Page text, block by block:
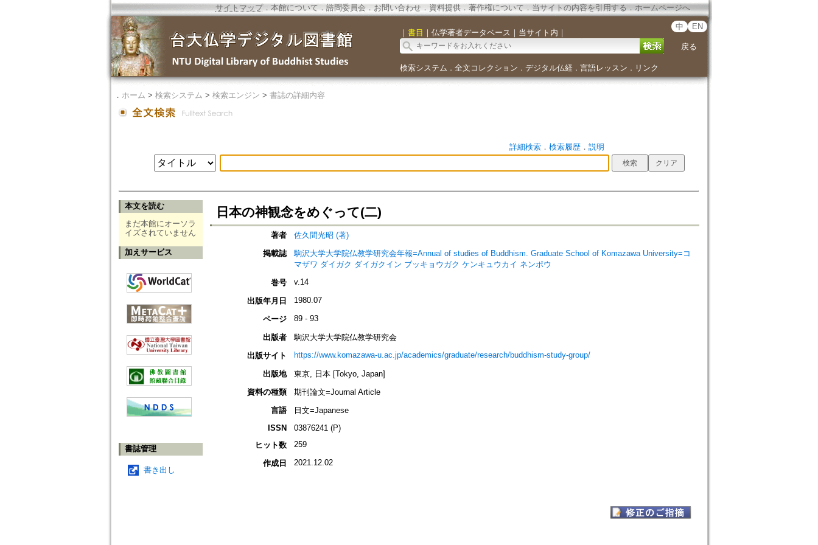
サイトマップ．本館について ． 諮問委員会． お問い合わせ． 資料提供． 著作権について．当サイトの内容を引用する ． ホームページへ
｜ 書目 ｜ 仏学著者データベース ｜ 当サイト内 ｜
中 EN
戻る
検索システム ． 全文コレクション ． デジタル仏経． 言語レッスン ． リンク
． ホーム > 検索システム > 検索エンジン > 書誌の詳細内容
詳細検索． 検索履歴． 説明
本文を読む
まだ本館にオーソラ
イズされていません
加えサービス
書誌管理
書き出し
日本の神観念をめぐって(二)
著者
佐久間光昭 (著)
掲載誌
駒沢大学大学院仏教学研究会年報=Annual of studies of Buddhism. Graduate School of Komazawa University=コ
マザワ ダイガク ダイガクイン ブッキョウガク ケンキュウカイ ネンポウ
巻号
v.14
出版年月日 1980.07
ページ 89 - 93
出版者
駒沢大学大学院仏教学研究会
出版サイト
https://www.komazawa-u.ac.jp/academics/graduate/research/buddhism-study-group/
出版地
東京, 日本 [Tokyo, Japan]
資料の種類
期刊論文=Journal Article
言語
日文=Japanese
ISSN
03876241 (P)
ヒット数
259
作成日 2021.12.02